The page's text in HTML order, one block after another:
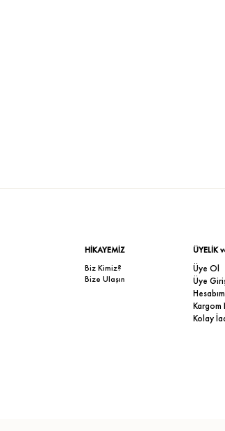
HİKAYEMİZ
Biz Kimiz?
Bize Ulaşın
ÜYELİK
Üye Ol
Üye
Hesabım
Kargom
Kolay